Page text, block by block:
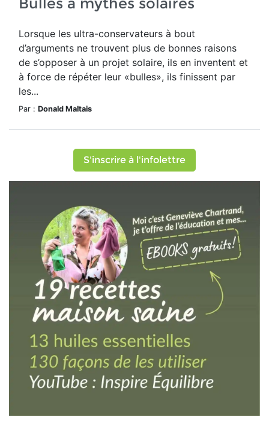
Lorsque les ultra-conservateurs à bout
d’arguments ne trouvent plus de bonnes raisons
de s’opposer à un projet solaire, ils en inventent et
à force de répéter leur «bulles», ils finissent par
les...
Par : Donald Maltais
S'inscrire à l'infolettre